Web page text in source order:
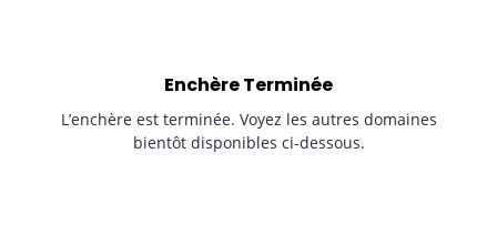
Enchère Terminée
L’enchère est terminée. Voyez les autres domaines
bientôt disponibles ci-dessous.